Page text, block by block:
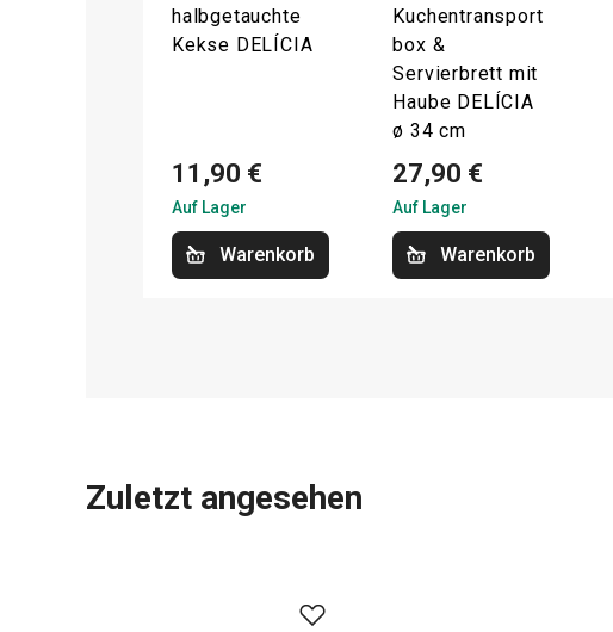
halbgetauchte
Kekse DELÍCIA
11,90 €
Auf Lager
Warenkorb
Kuchentransport
box &
Servierbrett mit
Haube DELÍCIA
ø 34 cm
27,90 €
Auf Lager
Warenkorb
Zuletzt angesehen